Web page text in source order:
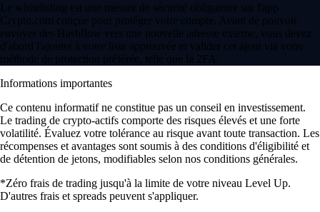
Le whitelisting est une mesure de sécurité obligatoire sur l'app
Crypto.com conçue pour protéger votre compte. Avant de pouvoir
envoyer des Hashflow vers une nouvelle adresse externe, vous devez
d'abord l'ajouter à votre liste approuvée et valider cet ajout via votre
méthode de protection préférée, telle que la 2FA.
Informations importantes
Ce contenu informatif ne constitue pas un conseil en investissement.
Le trading de crypto-actifs comporte des risques élevés et une forte
volatilité. Évaluez votre tolérance au risque avant toute transaction. Les
récompenses et avantages sont soumis à des conditions d'éligibilité et
de détention de jetons, modifiables selon nos conditions générales.
*Zéro frais de trading jusqu'à la limite de votre niveau Level Up.
D'autres frais et spreads peuvent s'appliquer.